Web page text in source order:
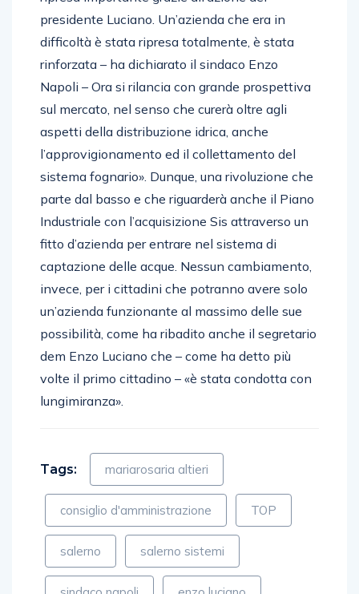
presidente Luciano. Un’azienda che era in
difficoltà è stata ripresa totalmente, è stata
rinforzata – ha dichiarato il sindaco Enzo
Napoli – Ora si rilancia con grande prospettiva
sul mercato, nel senso che curerà oltre agli
aspetti della distribuzione idrica, anche
l’approvigionamento ed il collettamento del
sistema fognario». Dunque, una rivoluzione che
parte dal basso e che riguarderà anche il Piano
Industriale con l’acquisizione Sis attraverso un
fitto d’azienda per entrare nel sistema di
captazione delle acque. Nessun cambiamento,
invece, per i cittadini che potranno avere solo
un’azienda funzionante al massimo delle sue
possibilità, come ha ribadito anche il segretario
dem Enzo Luciano che – come ha detto più
volte il primo cittadino – «è stata condotta con
lungimiranza».
Tags: mariarosaria altieri
consiglio d'amministrazione TOP
salerno salerno sistemi